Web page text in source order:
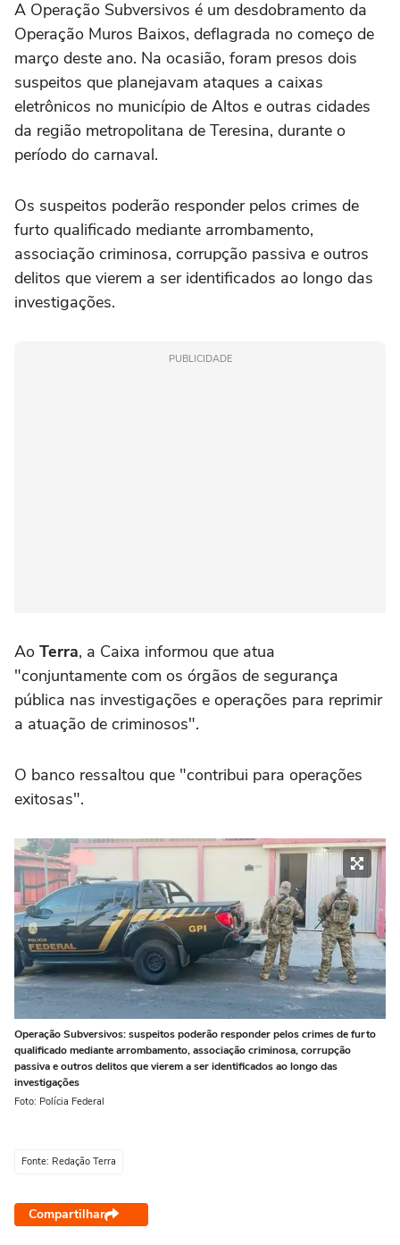
A Operação Subversivos é um desdobramento da
Operação Muros Baixos, deflagrada no começo de
março deste ano. Na ocasião, foram presos dois
suspeitos que planejavam ataques a caixas
eletrônicos no município de Altos e outras cidades
da região metropolitana de Teresina, durante o
período do carnaval.
Os suspeitos poderão responder pelos crimes de
furto qualificado mediante arrombamento,
associação criminosa, corrupção passiva e outros
delitos que vierem a ser identificados ao longo das
investigações.
PUBLICIDADE
Ao Terra, a Caixa informou que atua
"conjuntamente com os órgãos de segurança
pública nas investigações e operações para reprimir
a atuação de criminosos".
O banco ressaltou que "contribui para operações
exitosas".
Operação Subversivos: suspeitos poderão responder pelos crimes de furto
qualificado mediante arrombamento, associação criminosa, corrupção
passiva e outros delitos que vierem a ser identificados ao longo das
investigações
Foto: Polícia Federal
Fonte: Redação Terra
Compartilhar